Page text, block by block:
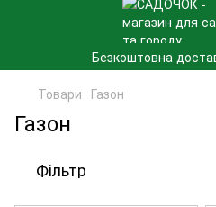
Безкоштовна
Товари Газон
Газон
Фільтр